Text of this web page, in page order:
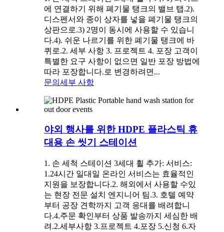
에 연결하기 위해 폐기물 탱크의 밸브 탭.2).
디스펜서와 종이 상자를 넣을 폐기물 탱크의
상판으로.3) 2명이 동시에 사용할 수 있습니
다.4). 쉬운 나르기를 위한 폐기물 탱크에 바
퀴로.2. 세부 사항 3. 프로젝트 4. 포장 고객이
특별한 요구 사항이 없으면 일반 포장 방법에
따라 포장합니다.로 변경하려면...
문의 세부 사항
야외 행사를 위한 HDPE 플라스틱 휴
대용 손 씻기 스테이션
1. 손 세척 스테이션 3세대 휠 추가: 서비스:
1.24시간 일대일 온라인 서비스는 효율적인
지원을 보장합니다.2. 해외에서 사용할 수있
는 현장 전문 설치 엔지니어 팀.3. 호텔 예약
부터 공장 견학까지 고객 응대를 배려합니
다.4.주문 확인부터 상품 발송까지 세심한 배
려.2.세부사항 3.프로젝트 4.포장 5.신청 6.자